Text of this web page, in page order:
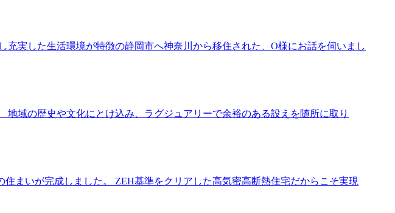
実した生活環境が特徴の静岡市へ神奈川から移住された、O様にお話を伺いまし
域の歴史や文化にとけ込み、ラグジュアリーで余裕のある設えを随所に取り
まいが完成しました。 ZEH基準をクリアした高気密高断熱住宅だからこそ実現